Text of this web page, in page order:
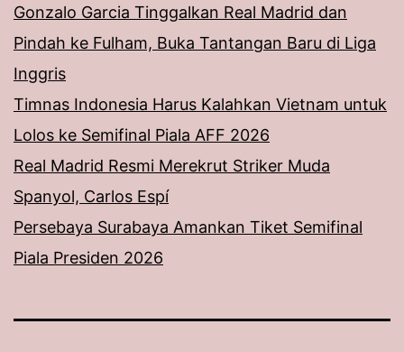
Gonzalo Garcia Tinggalkan Real Madrid dan
Pindah ke Fulham, Buka Tantangan Baru di Liga
Inggris
Timnas Indonesia Harus Kalahkan Vietnam untuk
Lolos ke Semifinal Piala AFF 2026
Real Madrid Resmi Merekrut Striker Muda
Spanyol, Carlos Espí
Persebaya Surabaya Amankan Tiket Semifinal
Piala Presiden 2026